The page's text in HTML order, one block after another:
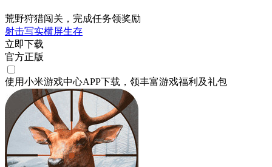
荒野狩猎闯关，完成任务领奖励
射击写实横屏生存
立即下载
官方正版
使用小米游戏中心APP下载 ，领丰富游戏福利 及礼包